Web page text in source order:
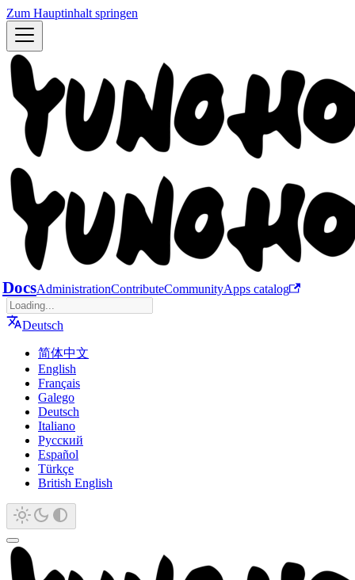
Zum Hauptinhalt springen
DocsAdministrationContributeCommunityApps catalog
Deutsch
简体中文
English
Français
Galego
Deutsch
Italiano
Русский
Español
Türkçe
British English